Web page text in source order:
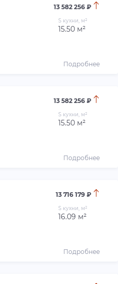
13 582 256 ₽
S кухни, м²
15.50 м²
Подробнее
13 582 256 ₽
S кухни, м²
15.50 м²
Подробнее
13 716 179 ₽
S кухни, м²
16.09 м²
Подробнее